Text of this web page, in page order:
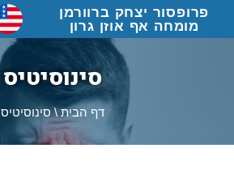
פרופסור יצחק ברוורמן
מומחה אף אוזן גרון
סינוסיטיס
דף הבית\סינוסיטיס